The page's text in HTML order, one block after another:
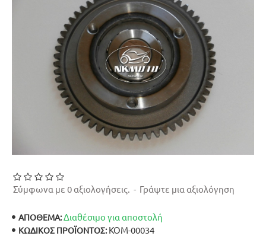
ΑΠΟΘΕΜΑ:Διαθέσιμο για αποστολή
ΚΩΔΙΚΌΣ ΠΡΟΪΌΝΤΟΣ: ΚΟΜ-00034
Σύμφωνα με 0 αξιολογήσεις. - Γράψτε μια αξιολόγηση